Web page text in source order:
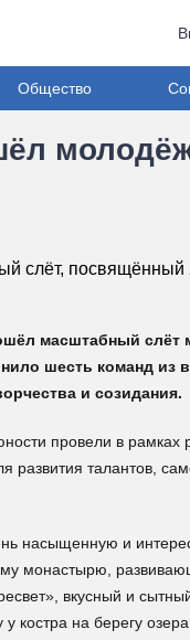
Общество
масштабный
шесть команд из
и созидания.
провели в
развития талантов,
насыщенную и
монастырю,
вкусный и
костра на берегу озера.